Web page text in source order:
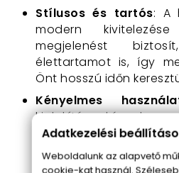
Stílusos és tartós: A
modern
megjelenést
élettartamot is, így
Önt hosszú időn
Kényelmes
kialakítás
használatot biztosít,
szabad mozgást
hajformázási
Adatkezelési
Weboldalunk az alapvető
cookie-kat használ.